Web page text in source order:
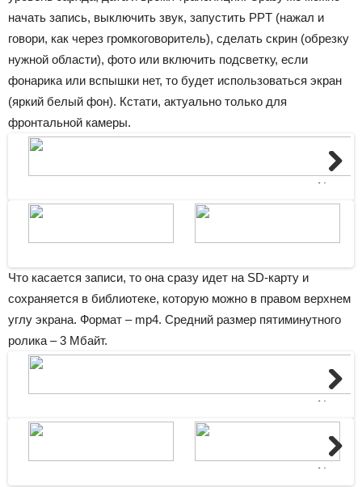
начать запись, выключить звук, запустить PPT (нажал и
говори, как через громкоговоритель), сделать скрин (обрезку
нужной области), фото или включить подсветку, если
фонарика или вспышки нет, то будет использоваться экран
(яркий белый фон). Кстати, актуально только для
фронтальной камеры.
Next
Что касается записи, то она сразу идет на SD-карту и
сохраняется в библиотеке, которую можно в правом верхнем
углу экрана. Формат – mp4. Средний размер пятиминутного
ролика – 3 Мбайт.
Next
Next